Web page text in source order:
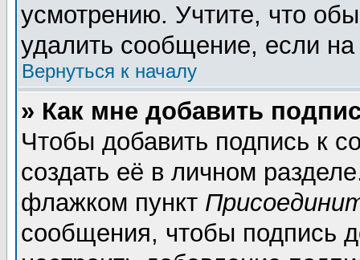
усмотрению. Учтите, что
удалить сообщение, если на
Вернуться к началу
» Как мне добавить
Чтобы добавить подпись к
создать её в личном
флажком пункт
сообщения, чтобы подпись